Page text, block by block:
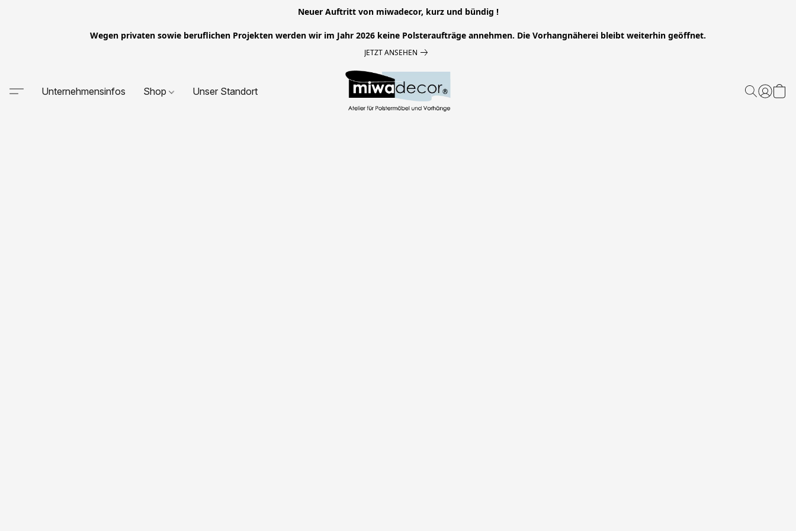
Neuer Auftritt von miwadecor, kurz und bündig !
Wegen privaten sowie beruflichen Projekten werden wir im Jahr 2026 keine Polsteraufträge annehmen. Die Vorhangnäherei bleibt weiterhin geöffnet.
JETZT ANSEHEN
Unternehmensinfos Shop Unser Standort